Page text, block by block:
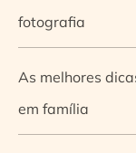
fotografia
As melhores
em família